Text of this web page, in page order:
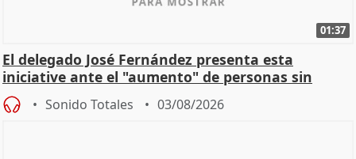
01:37
El delegado José Fernández presenta esta
iniciative ante el "aumento" de personas sin
hogar en Madri
Sonido Totales 03/08/2026